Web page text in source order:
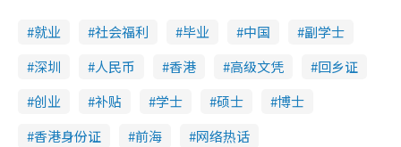
就业 社会福利 毕业 中国
副学士
深圳
人民币 香港 高级文凭
回乡证
创业
补贴 学士 硕士
博士
香港身份证
前海 网络热话